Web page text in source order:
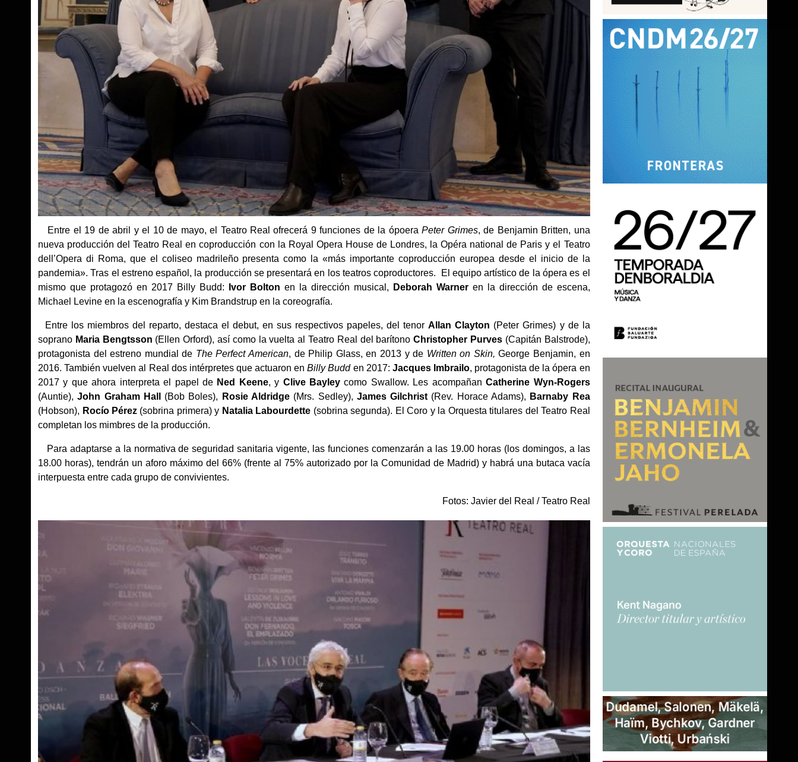
Entre el 19 de abril y el 10 de mayo, el Teatro Real ofrecerá 9 funciones de la ópoeraPeter Grimes, de Benjamin Britten, una
nueva producción del Teatro Real en coproducción con la Royal Opera House de Londres, la Opéra national de Paris y el Teatro
dell’Opera di Roma, que el coliseo madrileño presenta como la «más importante coproducción europea desde el inicio de la
pandemia». Tras el estreno español, la producción se presentará en los teatros coproductores. El equipo artístico de la ópera es el
mismo que protagozó en 2017 Billy Budd:
Ivor Bolton en la dirección musical, Deborah Warneren la dirección de escena,
Michael Levine en la escenografía y Kim Brandstrup en la coreografía.
Entre los miembros del reparto, destaca el debut, en sus respectivos papeles, del tenorAllan Clayton (Peter Grimes) y de la
soprano Maria Bengtsson (Ellen Orford), así como la vuelta al Teatro Real del barítonoChristopher Purves(Capitán Balstrode),
protagonista del estreno mundial de The Perfect American, de Philip Glass, en 2013 y de Written on Skin, George Benjamin, en
2016. También vuelven al Real dos intérpretes que actuaron enBilly Budden 2017: Jacques Imbrailo, protagonista de la ópera en
2017 y que ahora interpreta el papel de Ned Keene, y Clive Bayley como Swallow. Les acompañanCatherine Wyn-Rogers
(Auntie),John Graham Hall (Bob Boles), Rosie Aldridge (Mrs. Sedley), James Gilchrist(Rev. Horace Adams), Barnaby Rea
(Hobson), Rocío Pérez (sobrina primera) y Natalia Labourdette (sobrina segunda). El Coro y la Orquesta titulares del Teatro Real
completan los mimbres de la producción.
Para adaptarse a la normativa de seguridad sanitaria vigente, las funciones comenzarán a las 19.00 horas (los domingos, a las
18.00 horas), tendrán un aforo máximo del 66% (frente al 75% autorizado por la Comunidad de Madrid) y habrá una butaca vacía
interpuesta entre cada grupo de convivientes.
Fotos: Javier del Real / Teatro Real